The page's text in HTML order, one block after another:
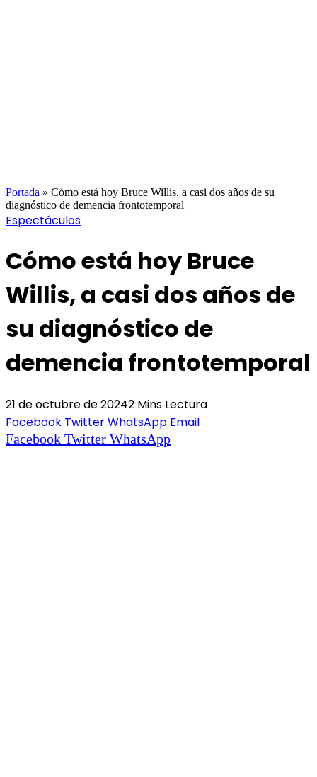
Portada » Cómo está hoy Bruce Willis, a casi dos años de su
diagnóstico de demencia frontotemporal
Espectáculos
Cómo está hoy Bruce
Willis, a casi dos años de
su diagnóstico de
demencia frontotemporal
21 de octubre de 20242 Mins Lectura
Facebook TwitterWhatsApp Email
Facebook Twitter WhatsApp